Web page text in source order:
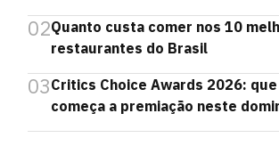
02Quanto custa comer nos 10
restaurantes do Brasil
03Critics Choice Awards 2026:
começa a premiação neste